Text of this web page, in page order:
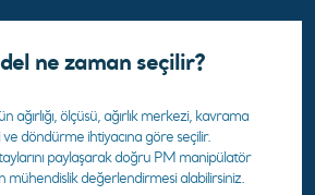
ne zaman seçilir?
ağırlığı, ölçüsü, ağırlık merkezi, kavrama
döndürme ihtiyacına göre seçilir.
paylaşarak doğru PM manipülatör
mühendislik değerlendirmesi alabilirsiniz.